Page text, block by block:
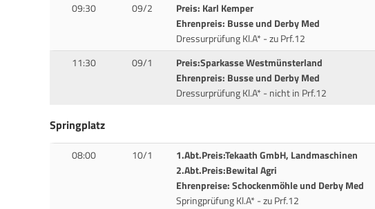
09:30 09/2
Preis: Karl Kemper
Ehrenpreis: Busse und Derby Med
Dressurprüfung Kl.A* - zu Prf.12
11:30 09/1
Preis:Sparkasse Westmünsterland
Ehrenpreis: Busse und Derby Med
Dressurprüfung Kl.A* - nicht in Prf.12
Springplatz
08:00 10/1
1.Abt.Preis:Tekaath GmbH, Landmaschinen
2.Abt.Preis:Bewital Agri
Ehrenpreise: Schockenmöhle und Derby Med
Springprüfung Kl.A* - zu Prf.12